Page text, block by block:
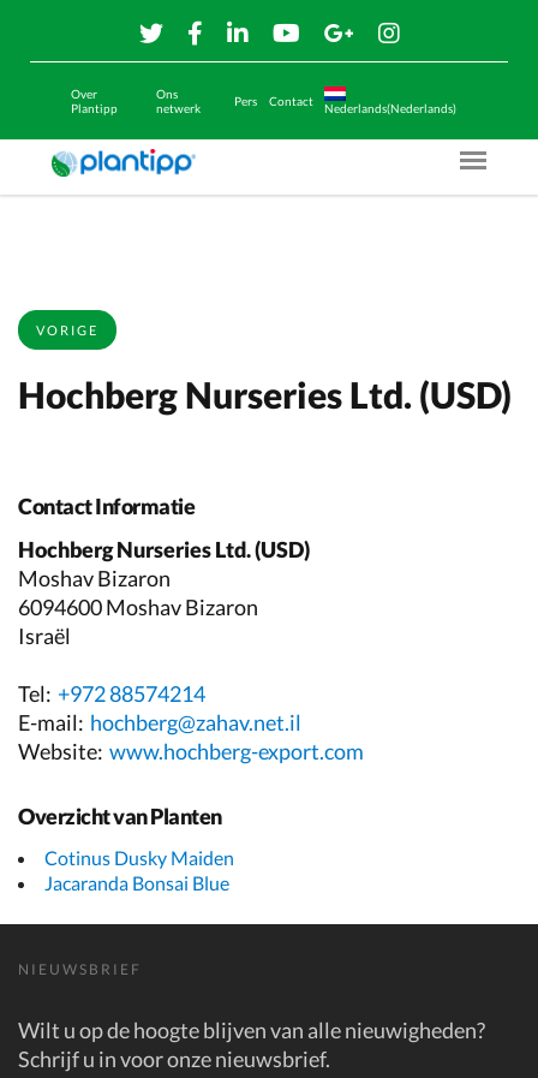
Over
Plantipp
Ons
netwerk
Pers Contact
Nederlands(Nederlands)
Menu
VORIGE
Hochberg Nurseries Ltd. (USD)
Contact Informatie
Hochberg Nurseries Ltd. (USD)
Moshav Bizaron
6094600 Moshav Bizaron
Israël
Tel: +972 88574214
E-mail: hochberg@zahav.net.il
Website: www.hochberg-export.com
Overzicht van Planten
Cotinus Dusky Maiden
Jacaranda Bonsai Blue
NIEUWSBRIEF
Wilt u op de hoogte blijven van alle nieuwigheden?
Schrijf u in voor onze nieuwsbrief.